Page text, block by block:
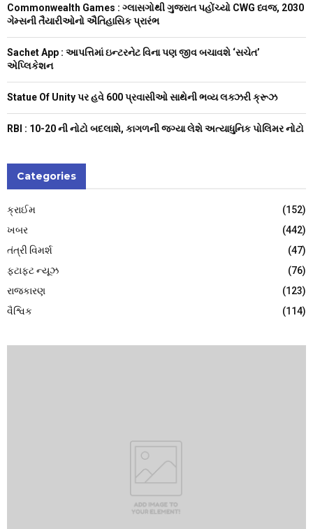
C
Commonwealth Games : ગ્લાસગોથી ગુજરાત પહોંચ્યો CWG ધ્વજ, 2030
ગેમ્સની તૈયારીઓનો ઐતિહાસિક પ્રારંભ
Sachet App : આપત્તિમાં ઇન્ટરનેટ વિના પણ જીવ બચાવશે ‘સચેત’
એપ્લિકેશન
Statue Of Unity પર હવે 600 પ્રવાસીઓ સાથેની ભવ્ય લક્ઝરી ક્રૂઝ
RBI : ₹10-20 ની નોટો બદલાશે, કાગળની જગ્યા લેશે અત્યાધુનિક પોલિમર નોટો
Categories
ક્રાઈમ
(152)
ખબર
(442)
તંત્રી વિમર્શ
(47)
ફટાફટ ન્યૂઝ
(76)
રાજકારણ
(123)
વૈશ્વિક
(114)